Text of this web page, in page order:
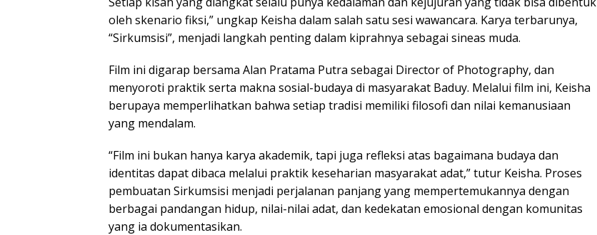
oleh skenario fiksi,” ungkap Keisha dalam salah satu sesi wawancara. Karya terbarunya,
“Sirkumsisi”, menjadi langkah penting dalam kiprahnya sebagai sineas muda.
Film ini digarap bersama Alan Pratama Putra sebagai Director of Photography, dan
menyoroti praktik serta makna sosial-budaya di masyarakat Baduy. Melalui film ini, Keisha
berupaya memperlihatkan bahwa setiap tradisi memiliki filosofi dan nilai kemanusiaan
yang mendalam.
“Film ini bukan hanya karya akademik, tapi juga refleksi atas bagaimana budaya dan
identitas dapat dibaca melalui praktik keseharian masyarakat adat,” tutur Keisha. Proses
pembuatan Sirkumsisi menjadi perjalanan panjang yang mempertemukannya dengan
berbagai pandangan hidup, nilai-nilai adat, dan kedekatan emosional dengan komunitas
yang ia dokumentasikan.